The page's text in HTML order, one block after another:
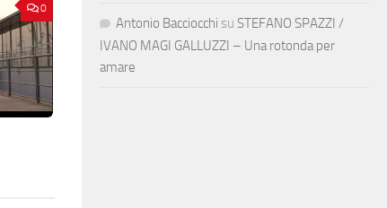
0
Antonio Bacciocchi su STEFANO SPAZZI /
IVANO MAGI GALLUZZI – Una rotonda per
amare